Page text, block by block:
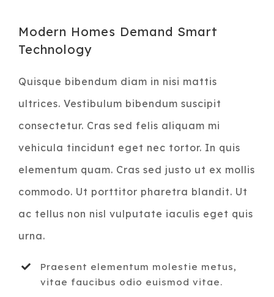
Modern Homes Demand Smart
Technology
Quisque bibendum diam in nisi mattis
ultrices. Vestibulum bibendum suscipit
consectetur. Cras sed felis aliquam mi
vehicula tincidunt eget nec tortor. In quis
elementum quam. Cras sed justo ut ex mollis
commodo. Ut porttitor pharetra blandit. Ut
ac tellus non nisl vulputate iaculis eget quis
urna.
Praesent elementum molestie metus,
vitae faucibus odio euismod vitae.